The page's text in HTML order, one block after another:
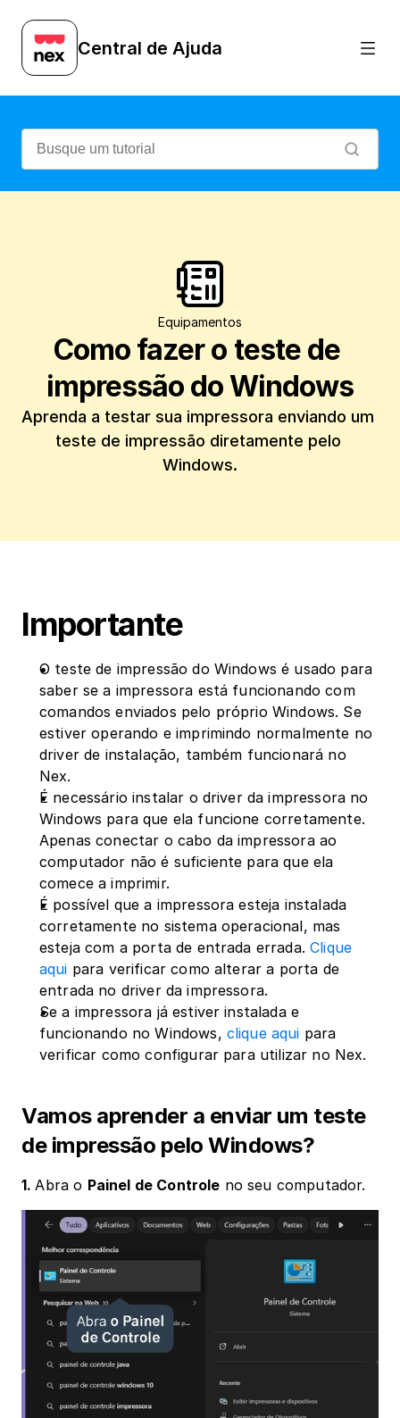
Central de Ajuda
Equipamentos
Como fazer o teste de
impressão do Windows
Aprenda a testar sua impressora enviando um
teste de impressão diretamente pelo
Windows.
‍Importante
O teste de impressão do Windows é usado para
saber se a impressora está funcionando com
comandos enviados pelo próprio Windows. Se
estiver operando e imprimindo normalmente no
driver de instalação, também funcionará no
Nex.
É necessário instalar o driver da impressora no
Windows para que ela funcione corretamente.
Apenas conectar o cabo da impressora ao
computador não é suficiente para que ela
comece a imprimir.
É possível que a impressora esteja instalada
corretamente no sistema operacional, mas
esteja com a porta de entrada errada. Clique
aqui para verificar como alterar a porta de
entrada no driver da impressora.
Se a impressora já estiver instalada e
funcionando no Windows, clique aqui para
verificar como configurar para utilizar no Nex.
Vamos aprender a enviar um teste
de impressão pelo Windows?
1. Abra o Painel de Controle no seu computador.